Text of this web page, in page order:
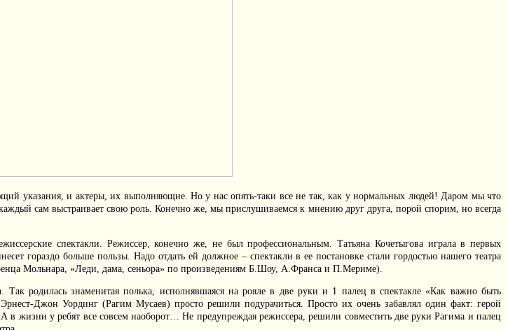
указания, и актеры, их выполняющие. Но у нас опять-таки все не так, как у нормальных людей! Даром мы что
сам выстраивает свою роль. Конечно же, мы прислушиваемся к мнению друг друга, порой спорим, но всегда
спектакли. Режиссер, конечно же, не был профессиональным. Татьяна Кочетыгова играла в первых
гораздо больше пользы. Надо отдать ей должное – спектакли в ее постановке стали гордостью нашего театра
Мольнара, «Леди, дама, сеньора» по произведениям Б.Шоу, А.Франса и П.Мериме).
родилась знаменитая полька, исполнявшаяся на рояле в две руки и 1 палец в спектакле «Как важно быть
Джон Уординг (Рагим Мусаев) просто решили подурачиться. Просто их очень забавлял один факт: герой
жизни у ребят все совсем наоборот… Не предупреждая режиссера, решили совместить две руки Рагима и палец